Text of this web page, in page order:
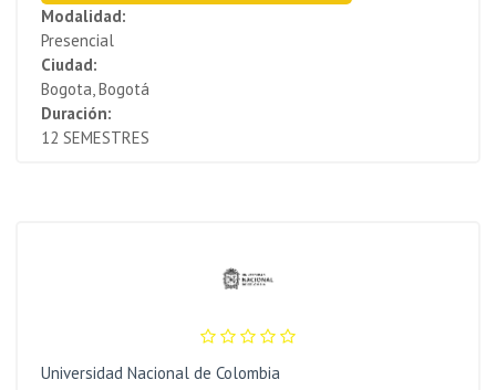
Modalidad:
Presencial
Ciudad:
Bogota, Bogotá
Duración:
12 SEMESTRES
Universidad Nacional de Colombia